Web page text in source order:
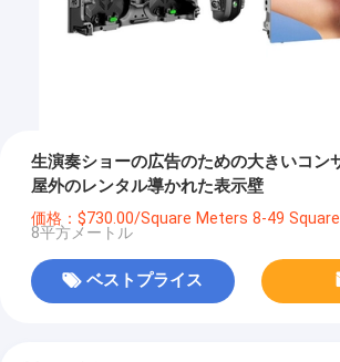
生演奏ショーの広告のための大きいコン
屋外のレンタル導かれた表示壁
価格：$730.00/Square Meters 8-49
8平方メートル
ベストプライス